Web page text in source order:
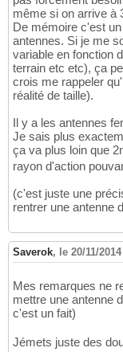
même si on arrive à
De mémoire c'est
antennes. Si je me
variable en fonction
terrain etc etc), ça
crois me rappeler
réalité de taille).
Il y a les antennes
Je sais plus
ça va plus loin que
rayon d'action
(c'est juste une
rentrer une antenne
Saverok, le 20/11/
Mes remarques ne
mettre une antenne
c'est un fait)
Jémets juste des